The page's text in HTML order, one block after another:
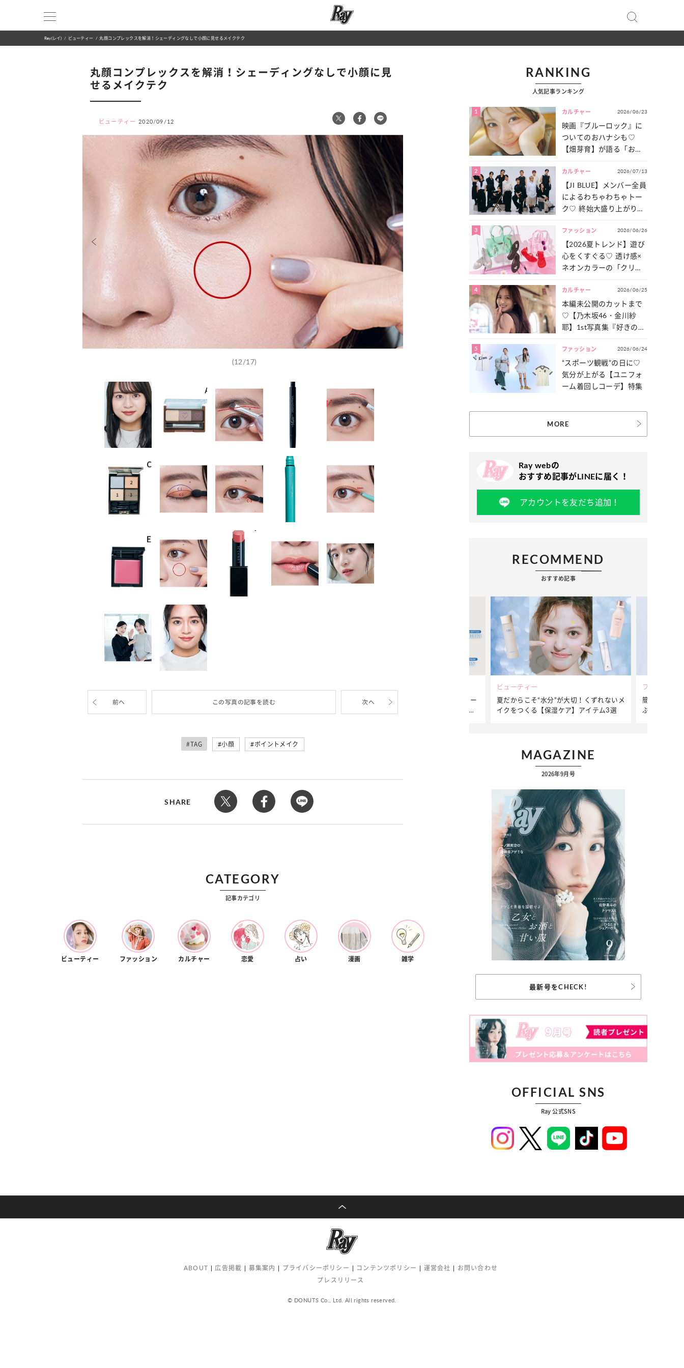
Ray(レイ) ビューティー 丸顔コンプレックスを解消！シェーディングなしで小顔に見せるメイクテク
丸顔コンプレックスを解消！シェーディングなしで小顔に見
せるメイクテク
ビューティー 2020/09/12
(12/17)
前へ この写真の記事を読む 次へ
#TAG 小顔 ポイントメイク
SHARE
RANKING
人気記事ランキング
1 カルチャー 2026/06/23
映画『ブルーロック』に
ついてのおハナシも♡
【畑芽育】が語る「お仕
は？
2 カルチャー 2026/07/13
【JI BLUE】メンバー全員
によるわちゃわちゃトー
ク♡ 終始大盛り上がりだ
一気見せ！
3 ファッション 2026/06/26
【2026夏トレンド】遊び
心をくすぐる♡ 透け感×
ネオンカラーの「クリア
4 カルチャー 2026/06/25
本編未公開のカットまで
♡【乃木坂46・金川紗
耶】1st写真集『好きのグ
たっぷりとお届け！
5 ファッション 2026/06/24
“スポーツ観戦”の日に♡
気分が上がる【ユニフォ
ーム着回しコーデ】特集
MORE
Ray webの
おすすめ記事がLINEに届く！
アカウントを友だち追加！
RECOMMEND
おすすめ記事
“憧れワンピ”を着るきっかけに♡ おしゃ
【12星座別】今月の恋愛運♡ 7月23日～
【Dリーグ】Ray世代注目のプロダンサー
集団♡ 各チームを彩る「イケメンダンサ
ビューティー
夏だからこそ“水分”が大切！くずれないメ
イクをつくる【保湿ケア】アイテム3選
ファッション
簡単アレン
ぷりの【そ
MAGAZINE
2026年9月号
最新号をCHECK!
OFFICIAL SNS
Ray 公式SNS
CATEGORY
記事カテゴリ
ビューティー ファッション カルチャー 恋愛 占い 漫画 雑学
ABOUT 広告掲載 募集案内 プライバシーポリシー コンテンツポリシー 運営会社
お問い合わせ
プレスリリース
© DONUTS Co., Ltd. All rights reserved.